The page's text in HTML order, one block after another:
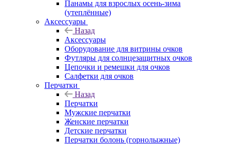
Панамы для взрослых осень-зима
(утеплённые)
Аксессуары
Назад
Аксессуары
Оборудование для витрины очков
Футляры для солнцезащитных очков
Цепочки и ремешки для очков
Салфетки для очков
Перчатки
Назад
Перчатки
Мужские перчатки
Женские перчатки
Детские перчатки
Перчатки болонь (горнолыжные)